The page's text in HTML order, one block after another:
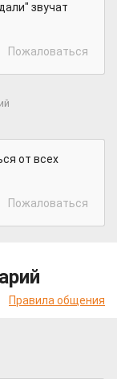
звучат
Пожаловаться
от всех
Пожаловаться
Правила общения